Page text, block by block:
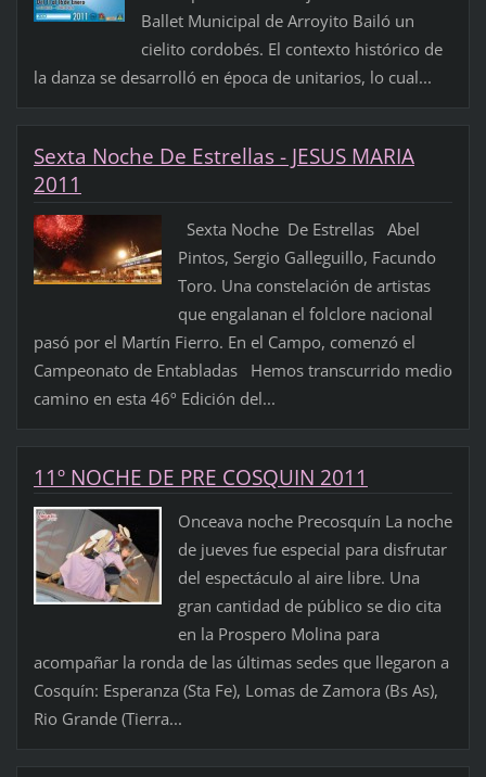
Ballet Municipal de Arroyito Bailó un
cielito cordobés. El contexto histórico de
la danza se desarrolló en época de unitarios, lo cual...
Sexta Noche De Estrellas - JESUS MARIA
2011
Sexta Noche De Estrellas Abel
Pintos, Sergio Galleguillo, Facundo
Toro. Una constelación de artistas
que engalanan el folclore nacional
pasó por el Martín Fierro. En el Campo, comenzó el
Campeonato de Entabladas Hemos transcurrido medio
camino en esta 46º Edición del...
11º NOCHE DE PRE COSQUIN 2011
Onceava noche Precosquín La noche
de jueves fue especial para disfrutar
del espectáculo al aire libre. Una
gran cantidad de público se dio cita
en la Prospero Molina para
acompañar la ronda de las últimas sedes que llegaron a
Cosquín: Esperanza (Sta Fe), Lomas de Zamora (Bs As),
Rio Grande (Tierra...